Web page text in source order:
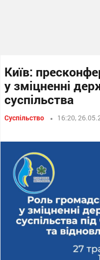
Київ:
у зміцненні
суспільства
Суспільство 16:20,